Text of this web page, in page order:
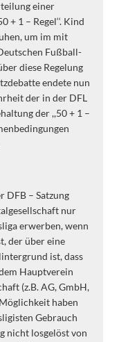
einer
+ 1 – Regel‘‘. Kind
um im mit
Fußball-
diese Regelung
endete nun
der in der DFL
der ,,50 + 1 –
DFB – Satzung
nur
erwerben, wenn
der über eine
ist, dass
Hauptverein
(z.B. AG, GmbH,
haben
Gebrauch
nicht losgelöst von